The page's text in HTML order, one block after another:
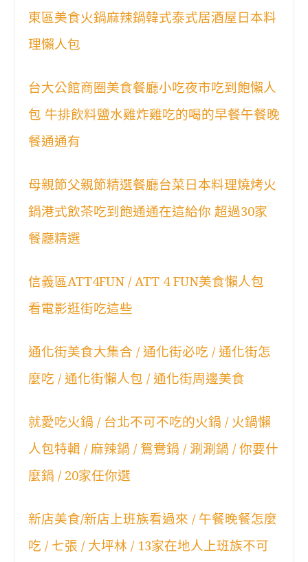
東區美食火鍋麻辣鍋韓式泰式居酒屋日本料
理懶人包
台大公館商圈美食餐廳小吃夜市吃到飽懶人
包 牛排飲料鹽水雞炸雞吃的喝的早餐午餐晚
餐通通有
母親節父親節精選餐廳台菜日本料理燒烤火
鍋港式飲茶吃到飽通通在這給你 超過30家
餐廳精選
信義區ATT4FUN / ATT 4 FUN美食懶人包
看電影逛街吃這些
通化街美食大集合 / 通化街必吃 / 通化街怎
麼吃 / 通化街懶人包 / 通化街周邊美食
就愛吃火鍋 / 台北不可不吃的火鍋 / 火鍋懶
人包特輯 / 麻辣鍋 / 鴛鴦鍋 / 涮涮鍋 / 你要什
麼鍋 / 20家任你選
新店美食/新店上班族看過來 / 午餐晚餐怎麼
吃 / 七張 / 大坪林 / 13家在地人上班族不可